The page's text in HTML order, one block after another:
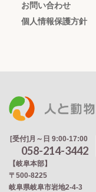
お問い合わせ
個人情報保護方針
[受付]月～日 9:00-17:00
058-214-3442
【岐阜本部】
〒500-8225
岐阜県岐阜市岩地2‐4‐3